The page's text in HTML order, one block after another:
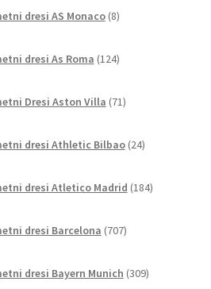
dresi AS Monaco 8izdelkov
dresi As Roma 124izdelkov
Dresi Aston Villa 71izdelkov
dresi Athletic Bilbao 24izdelkov
dresi Atletico Madrid 184izdelkov
dresi Barcelona 707izdelkov
dresi Bayern Munich 309izdelkov